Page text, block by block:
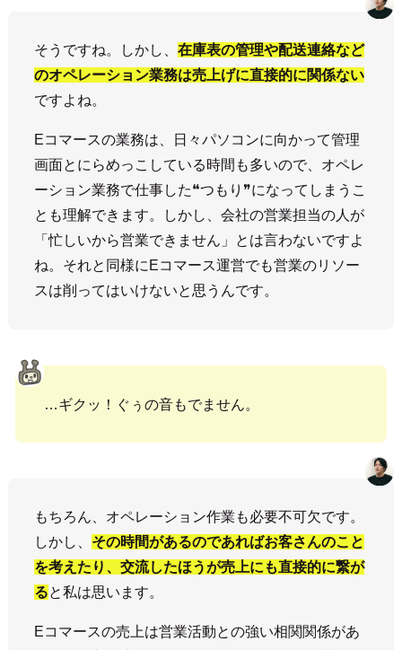
そうですね。しかし、 在庫表の管理や配送連絡など
のオペレーション業務は売上げに直接的に関係ない
ですよね。
Eコマースの業務は、日々パソコンに向かって管理
画面とにらめっこしている時間も多いので、オペレ
ーション業務で仕事した❝つもり❞になってしまうこ
とも理解できます。しかし、会社の営業担当の人が
「忙しいから営業できません」とは言わないですよ
ね。それと同様にEコマース運営でも営業のリソー
スは削ってはいけないと思うんです。
…ギクッ！ぐぅの音もでません。
もちろん、オペレーション作業も必要不可欠です。
しかし、 その時間があるのであればお客さんのこと
を考えたり、交流したほうが売上にも直接的に繋が
ると私は思います。
Eコマースの売上は営業活動との強い相関関係があ